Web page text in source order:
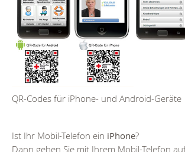
QR-Codes für iPhone- und Android-Geräte
Ist Ihr Mobil-Telefon ein iPhone?
Dann gehen Sie mit Ihrem Mobil-Telefon